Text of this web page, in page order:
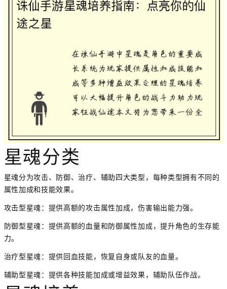
星魂分类
星魂分为攻击、防御、治疗、辅助四大类型，每种类型拥有不同的
属性加成和技能效果。
攻击型星魂：提供高额的攻击属性加成，伤害输出能力强。
防御型星魂：提供高额的血量和防御属性加成，提升角色的生存能
力。
治疗型星魂：提供回血技能，恢复自身或队友的血量。
辅助型星魂：提供各种技能加成或增益效果，辅助队伍作战。